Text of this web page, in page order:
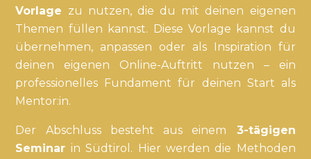
Vorlage zu nutzen, die du mit deinen eigenen
Themen füllen kannst. Diese Vorlage kannst du
übernehmen, anpassen oder als Inspiration für
deinen eigenen Online-Auftritt nutzen – ein
professionelles Fundament für deinen Start als
Mentor:in.
Der Abschluss besteht aus einem 3-tägigen
Seminar in Südtirol. Hier werden die Methoden